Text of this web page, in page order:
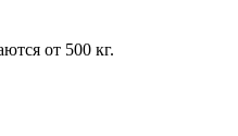
от 500 кг.